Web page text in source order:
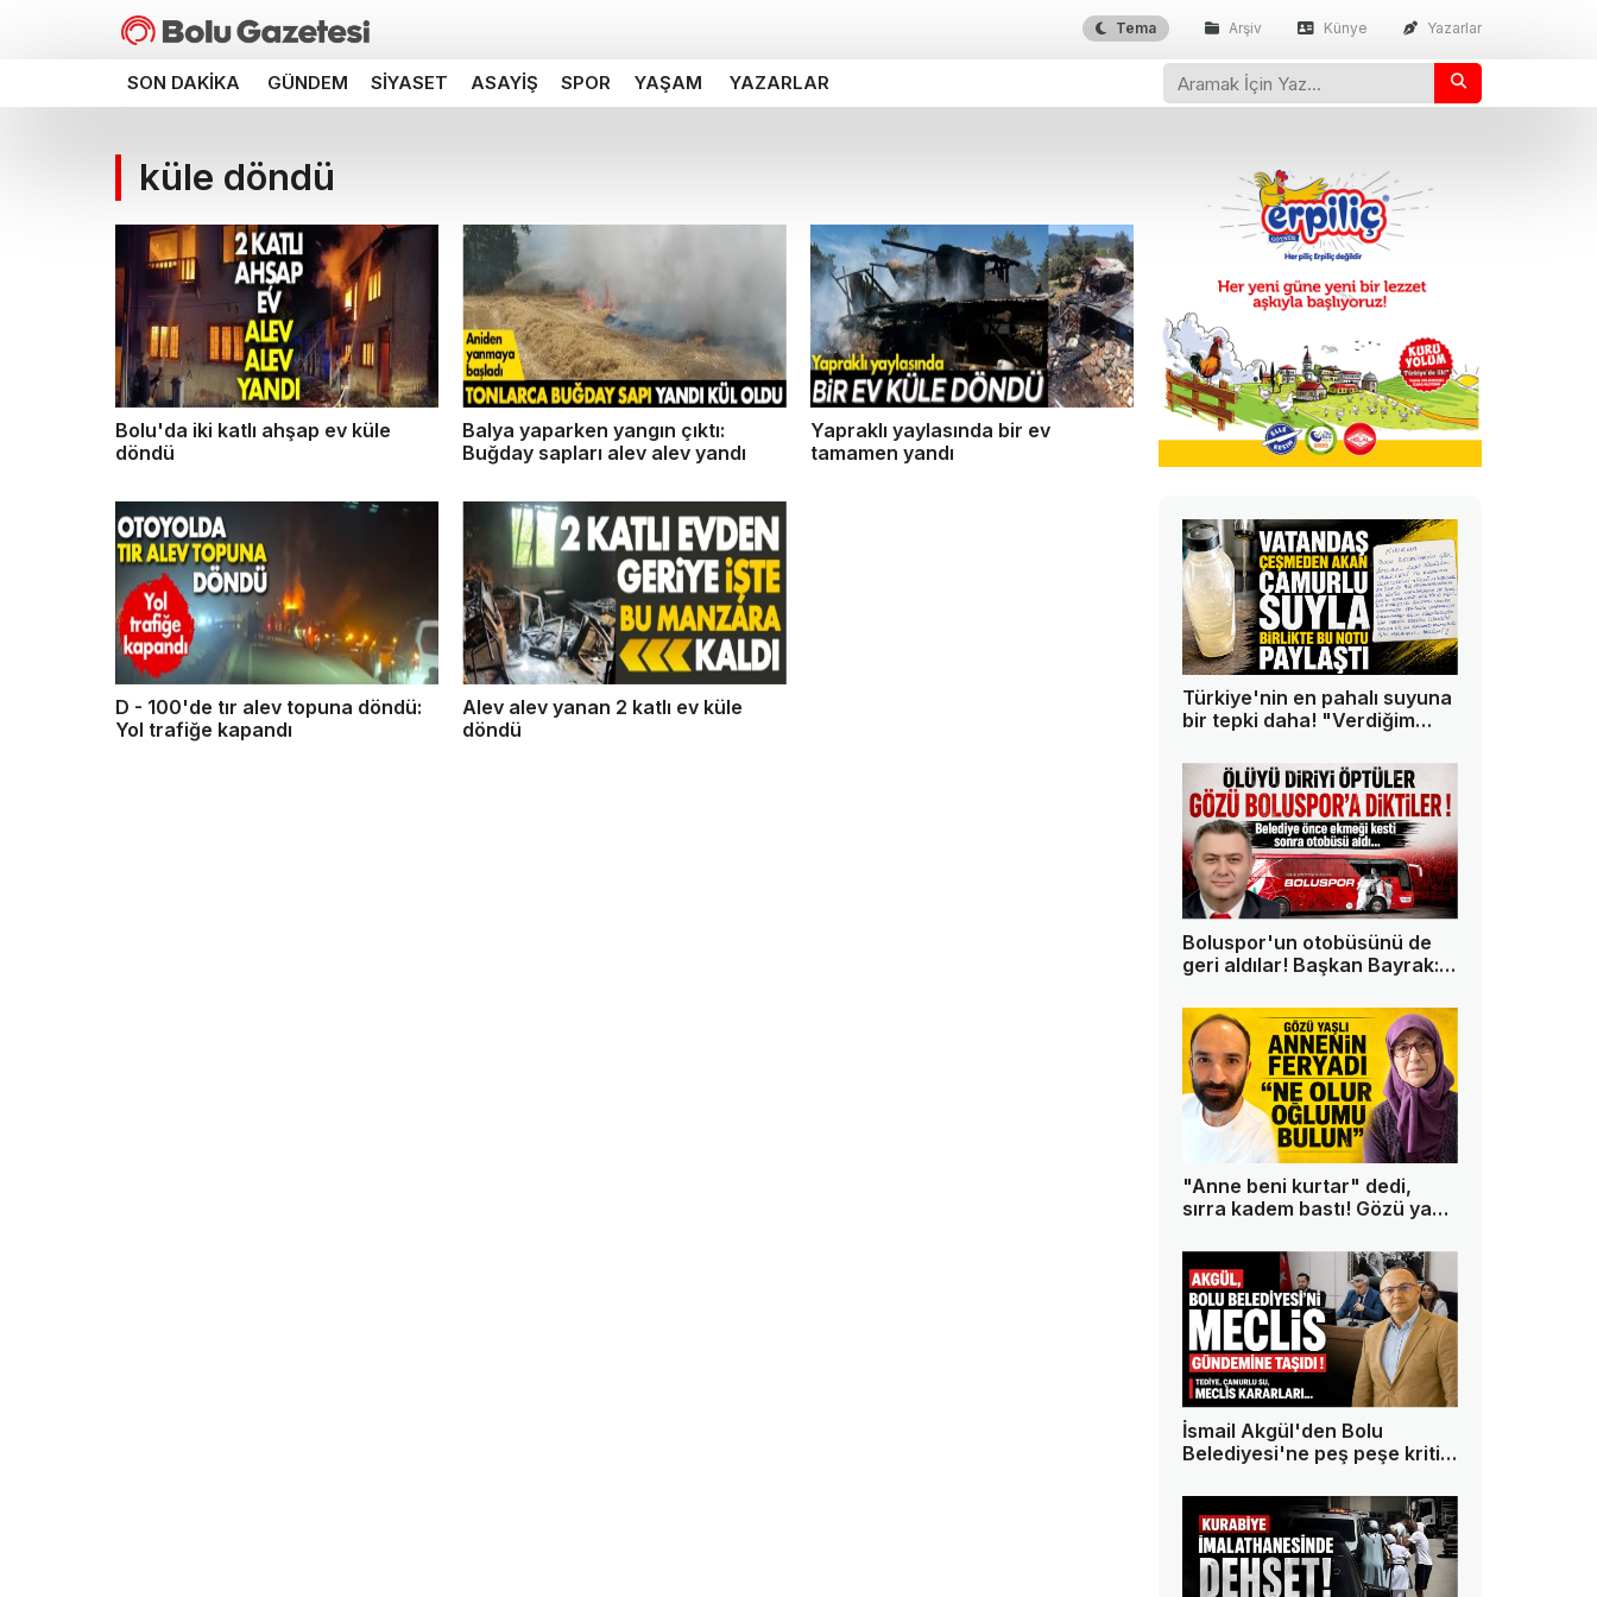
Tema Arşiv Künye Yazarlar
SON DAKIKA GÜNDEM SIYASET ASAYIŞ SPOR YAŞAM YAZARLAR
küle döndü
Bolu'da iki katlı ahşap ev küle
döndü
Balya yaparken yangın çıktı:
Buğday sapları alev alev yandı
Yapraklı yaylasında bir ev
tamamen yandı
D - 100'de tır alev topuna döndü:
Yol trafiğe kapandı
Alev alev yanan 2 katlı ev küle
döndü
Türkiye'nin en pahalı suyuna
bir tepki daha! "Verdiğim
Boluspor'un otobüsünü de
geri aldılar! Başkan Bayrak:
ben değilim"
"Anne beni kurtar" dedi,
sırra kadem bastı! Gözü yaşlı
haber alamıyor
İsmail Akgül'den Bolu
Belediyesi'ne peş peşe kritik